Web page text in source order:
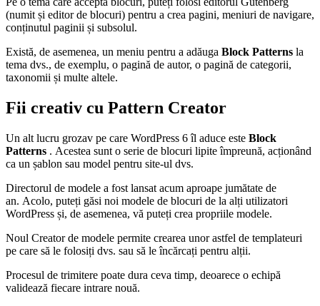
(numit și editor de blocuri) pentru a crea pagini, meniuri de navigare,
conținutul paginii și subsolul.
Există, de asemenea, un meniu pentru a adăuga Block Patterns la
tema dvs., de exemplu, o pagină de autor, o pagină de categorii,
taxonomii și multe altele.
Fii creativ cu Pattern Creator
Un alt lucru grozav pe care WordPress 6 îl aduce este Block
Patterns . Acestea sunt o serie de blocuri lipite împreună, acționând
ca un șablon sau model pentru site-ul dvs.
Directorul de modele a fost lansat acum aproape jumătate de
an. Acolo, puteți găsi noi modele de blocuri de la alți utilizatori
WordPress și, de asemenea, vă puteți crea propriile modele.
Noul Creator de modele permite crearea unor astfel de templateuri
pe care să le folosiți dvs. sau să le încărcați pentru alții.
Procesul de trimitere poate dura ceva timp, deoarece o echipă
validează fiecare intrare nouă.